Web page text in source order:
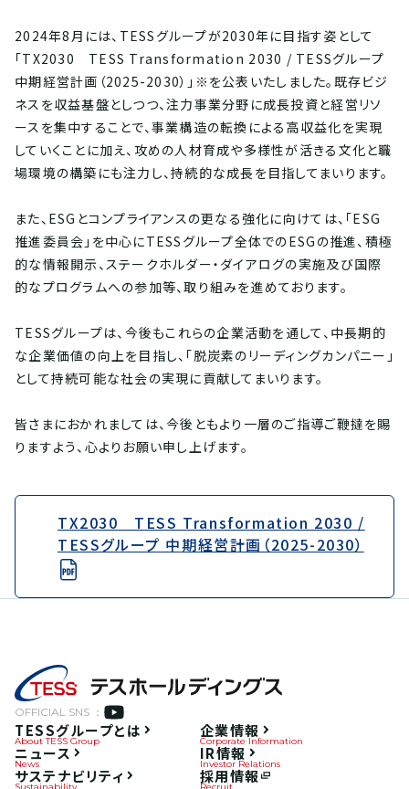
2024年8月には、TESSグループが2030年に目指す姿として
「TX2030 TESS Transformation 2030 / TESSグループ
中期経営計画（2025-2030）」※を公表いたしました。既存ビジ
ネスを収益基盤としつつ、注力事業分野に成長投資と経営リソ
ースを集中することで、事業構造の転換による高収益化を実現
していくことに加え、攻めの人材育成や多様性が活きる文化と職
場環境の構築にも注力し、持続的な成長を目指してまいります。
また、ESGとコンプライアンスの更なる強化に向けては、「ESG
推進委員会」を中心にTESSグループ全体でのESGの推進、積極
的な情報開示、ステークホルダー・ダイアログの実施及び国際
的なプログラムへの参加等、取り組みを進めております。
TESSグループは、今後もこれらの企業活動を通して、中長期的
な企業価値の向上を目指し、「脱炭素のリーディングカンパニー」
として持続可能な社会の実現に貢献してまいります。
皆さまにおかれましては、今後ともより一層のご指導ご鞭撻を賜
りますよう、心よりお願い申し上げます。
TX2030 TESS Transformation 2030 /
TESSグループ 中期経営計画（2025-2030）
OFFICIAL SNS ：
TESSグループとは
About TESS Group
企業情報
Corporate Information
ニュース
News
IR情報
Investor Relations
サステナビリティ
Sustainability
採用情報
Recruit